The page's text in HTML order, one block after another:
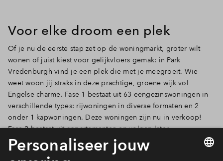
Voor elke droom een plek
Of je nu de eerste stap zet op de woningmarkt, groter wilt
wonen of juist kiest voor gelijkvloers gemak: in Park
Vredenburgh vind je een plek die met je meegroeit. Wie
weet woon jij straks in deze prachtige, groene wijk vol
Engelse charme. Fase 1 bestaat uit 63 eengezinswoningen in
verschillende types: rijwoningen in diverse formaten en 2
onder 1 kapwoningen. Deze woningen zijn nu in verkoop!
Fase 2 bestaat uit appartementen en volgen later.
Meld je aan!